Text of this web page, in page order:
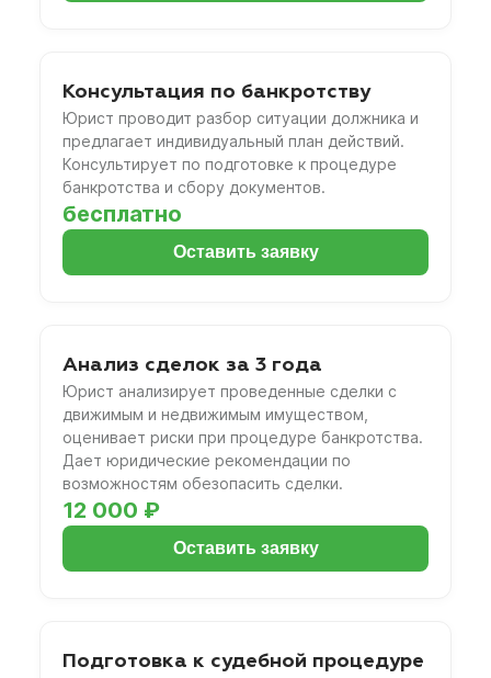
Консультация по банкротству
Юрист проводит разбор ситуации должника и
предлагает индивидуальный план действий.
Консультирует по подготовке к процедуре
банкротства и сбору документов.
бесплатно
Оставить заявку
Анализ сделок за 3 года
Юрист анализирует проведенные сделки с
движимым и недвижимым имуществом,
оценивает риски при процедуре банкротства.
Дает юридические рекомендации по
возможностям обезопасить сделки.
12 000 ₽
Оставить заявку
Подготовка к судебной процедуре